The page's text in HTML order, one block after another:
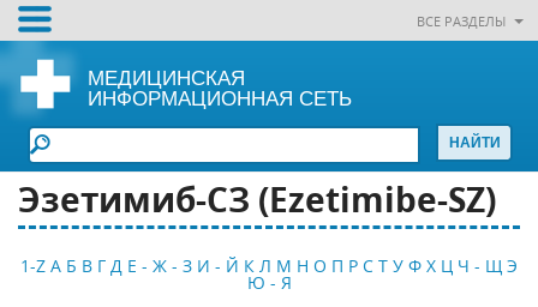
ВСЕ РАЗДЕЛЫ
МЕДИЦИНСКАЯ
ИНФОРМАЦИОННАЯ СЕТЬ
Эзетимиб-СЗ (Ezetimibe-SZ)
1-Z А Б В Г Д Е - Ж - З И - Й К Л М Н О П Р С Т У Ф Х Ц Ч - Щ Э
Ю - Я